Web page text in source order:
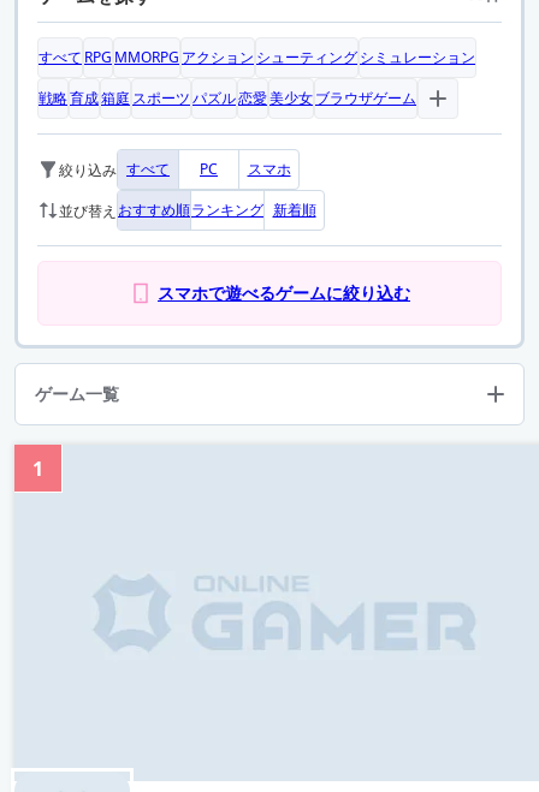
すべて RPG MMORPG アクション シューティングシミュレーション
戦略育成箱庭 スポーツパズル恋愛美少女ブラウザゲーム
絞り込み すべて PC スマホ
並び替え おすすめ順ランキング 新着順
スマホで遊べるゲームに絞り込む
ゲーム一覧
1